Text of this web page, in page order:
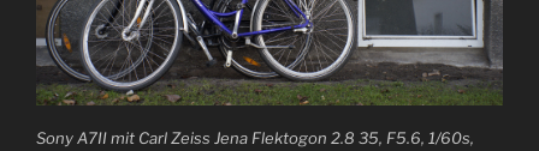
Sony A7II mit Carl Zeiss Jena Flektogon 2.8 35, F5.6, 1/60s,